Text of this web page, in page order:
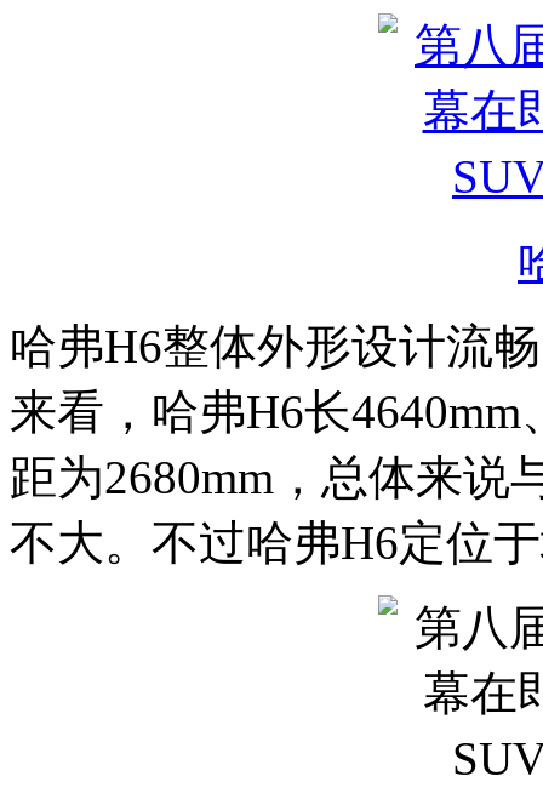
哈弗H6整体外形设计流
来看，哈弗H6长4640mm
距为2680mm，总体来说
不大。不过哈弗H6定位